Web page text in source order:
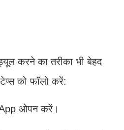
करने का तरीका भी बेहद
को फॉलो करें:
ओपन करें।